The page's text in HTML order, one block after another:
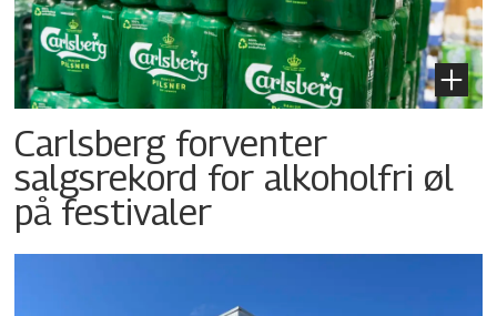
Carlsberg forventer
salgsrekord for alkoholfri øl
på festivaler